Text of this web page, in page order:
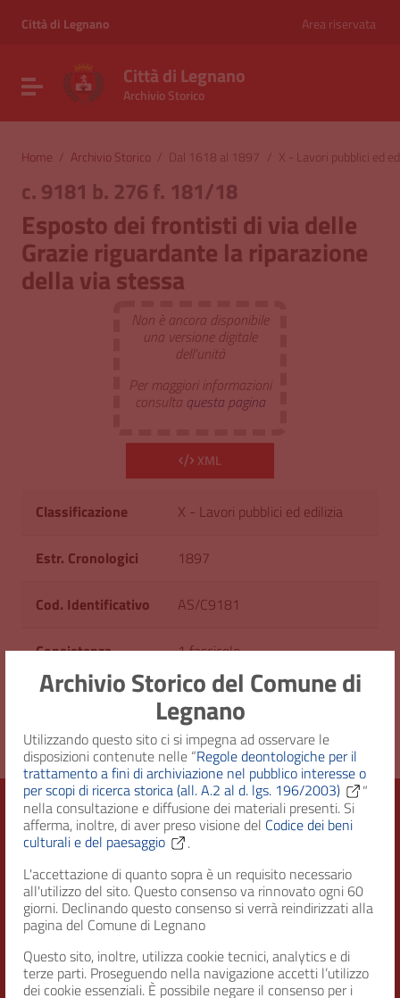
Archivio Storico del Comune di
Legnano
Utilizzando questo sito ci si impegna ad osservare le
disposizioni contenute nelle “Regole deontologiche per il
trattamento a fini di archiviazione nel pubblico interesse o
per scopi di ricerca storica (all. A.2 al d. lgs. 196/2003)
”
nella consultazione e diffusione dei materiali presenti. Si
afferma, inoltre, di aver preso visione del Codice dei beni
culturali e del paesaggio
.
L'accettazione di quanto sopra è un requisito necessario
all'utilizzo del sito. Questo consenso va rinnovato ogni 60
giorni. Declinando questo consenso si verrà reindirizzati alla
pagina del Comune di Legnano
Questo sito, inoltre, utilizza cookie tecnici, analytics e di
terze parti. Proseguendo nella navigazione accetti l’utilizzo
dei cookie essenziali. È possibile negare il consenso per i
Vai al menu di navigazione
Città di Legnano Area riservata
Attiva / disattiva la navigazione
Città di Legnano
Archivio Storico
Home / Archivio Storico / Dal 1618 al 1897 / X - Lavori pubblici ed
c. 9181 b. 276 f. 181/18
Esposto dei frontisti di via delle
Grazie riguardante la riparazione
della via stessa
Non è ancora disponibile
una versione digitale
dell'unità
Per maggiori informazioni
consulta questa pagina
XML
Classificazione X - Lavori pubblici ed edilizia
Estr. Cronologici 1897
Cod. Identificativo AS/C9181
Consistenza 1 fascicolo
Diritto d'accesso Uso pubblico
Città di Legnano – Archivio Storico
RECAPITI
Indirizzo
Piazza San Magno 9